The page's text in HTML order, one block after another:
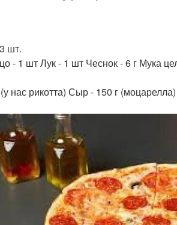
шт.
- 1 шт Лук - 1 шт Чеснок - 6 г Мука
нас рикотта) Сыр - 150 г